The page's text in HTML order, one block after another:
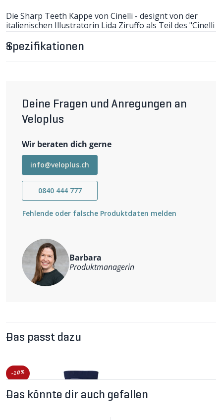
Die Sharp Teeth Kappe von Cinelli - designt von der
italienischen Illustratorin Lida Ziruffo als Teil des "Cinelli
Art Program".
Die Kappe von Cinelli ist nicht nur einzigartig, sie ist
auch besonders atmungsaktiv und trocknet ausserdem
100% Polyester. (I)
Spezifikationen
Deine Fragen und Anregungen an
Veloplus
Wir beraten dich gerne
info@veloplus.ch
0840 444 777
Fehlende oder falsche Produktdaten melden
Barbara
Produktmanagerin
Das passt dazu
-10%
Das könnte dir auch gefallen